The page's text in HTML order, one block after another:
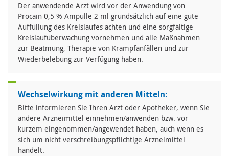
Der anwendende Arzt wird vor der Anwendung von
Procain 0,5 % Ampulle 2 ml grundsätzlich auf eine gute
Auffüllung des Kreislaufes achten und eine sorgfältige
Kreislaufüberwachung vornehmen und alle Maßnahmen
zur Beatmung, Therapie von Krampfanfällen und zur
Wiederbelebung zur Verfügung haben.
Wechselwirkung mit anderen Mitteln:
Bitte informieren Sie Ihren Arzt oder Apotheker, wenn Sie
andere Arzneimittel einnehmen/anwenden bzw. vor
kurzem eingenommen/angewendet haben, auch wenn es
sich um nicht verschreibungspflichtige Arzneimittel
handelt.